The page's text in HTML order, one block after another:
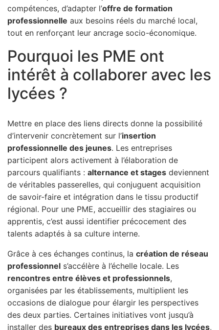
compétences, d’adapter l’offre de formation
professionnelle aux besoins réels du marché local,
tout en renforçant leur ancrage socio-économique.
Pourquoi les PME ont
intérêt à collaborer avec les
lycées ?
Mettre en place des liens directs donne la possibilité
d’intervenir concrètement sur l’insertion
professionnelle des jeunes. Les entreprises
participent alors activement à l’élaboration de
parcours qualifiants : alternance et stages deviennent
de véritables passerelles, qui conjuguent acquisition
de savoir-faire et intégration dans le tissu productif
régional. Pour une PME, accueillir des stagiaires ou
apprentis, c’est aussi identifier précocement des
talents adaptés à sa culture interne.
Grâce à ces échanges continus, la création de réseau
professionnel s’accélère à l’échelle locale. Les
rencontres entre élèves et professionnels,
organisées par les établissements, multiplient les
occasions de dialogue pour élargir les perspectives
des deux parties. Certaines initiatives vont jusqu’à
installer des bureaux des entreprises dans les lycées,